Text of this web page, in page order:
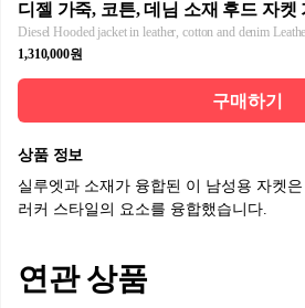
디젤 가죽, 코튼, 데님 소재 후드 자켓
Diesel Hooded jacket in leather, cotton and denim
1,310,000원
구매하기
상품 정보
실루엣과 소재가 융합된 이 남성용 자켓
러커 스타일의 요소를 융합했습니다.
연관 상품